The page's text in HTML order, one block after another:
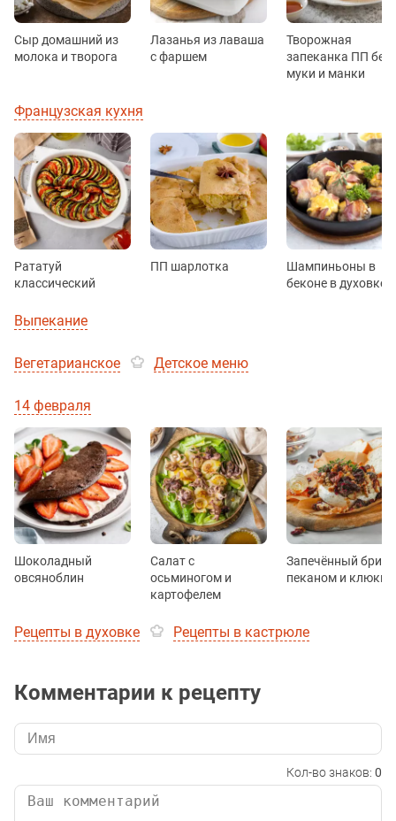
Сыр домашний из
молока и творога
Лазанья из лаваша
с фаршем
Творожная
запеканка ПП без
муки и манки
Французская кухня
Рататуй
классический
ПП шарлотка
Шампиньоны в
беконе в духовке
Выпекание
Вегетарианское Детское меню
14 февраля
Шоколадный
овсяноблин
Салат с
осьминогом и
картофелем
Запечённый бри с
пеканом и
Рецепты в духовке Рецепты в кастрюле
Комментарии к рецепту
Кол-во знаков: 0